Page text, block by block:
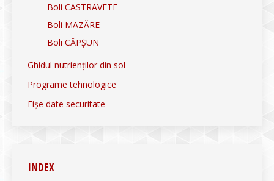
Boli CASTRAVETE
Boli MAZĂRE
Boli CĂPȘUN
Ghidul nutrienților din sol
Programe tehnologice
Fișe date securitate
INDEX